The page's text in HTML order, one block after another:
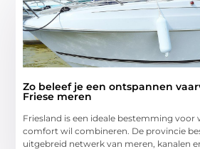
Zo beleef je een ontspannen
Friese meren
Friesland is een ideale bestemming voor
comfort wil combineren. De provincie
uitgebreid netwerk van meren, kanalen